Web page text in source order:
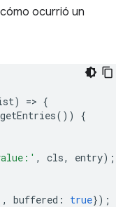
ocurrió un
) => {
getEntries())
{
, cls, entry);
, buffered : true});